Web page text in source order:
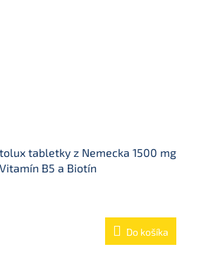
tabletky z Nemecka 1500 mg
B5 a Biotín
Do košíka